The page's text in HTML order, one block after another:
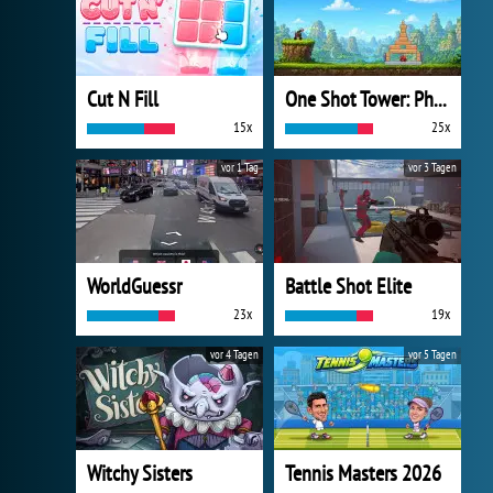
Cut N Fill
15x
One Shot Tower: Physics Destroyer
25x
WorldGuessr
23x
vor 1 Tag
Battle Shot Elite
19x
vor 3 Tagen
Witchy Sisters
vor 4 Tagen
Tennis Masters 2026
vor 5 Tagen